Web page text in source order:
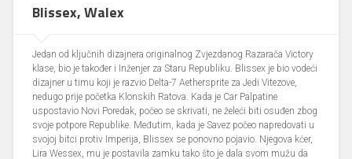
Blissex, Walex
Jedan od ključnih dizajnera originalnog Zvjezdanog Razarača Victory
klase, bio je također i Inženjer za Staru Republiku. Blissex je bio vodeći
dizajner u timu koji je razvio Delta-7 Aethersprite za Jedi Vitezove,
nedugo prije početka Klonskih Ratova. Kada je Car Palpatine
uspostavio Novi Poredak, počeo se skrivati, ne želeći biti osuđen zbog
svoje potpore Republike. Međutim, kada je Savez počeo napredovati u
svojoj bitci protiv Imperija, Blissex se ponovno pojavio. Njegova kćer,
Lira Wessex, mu je postavila zamku tako što je dala svom mužu da